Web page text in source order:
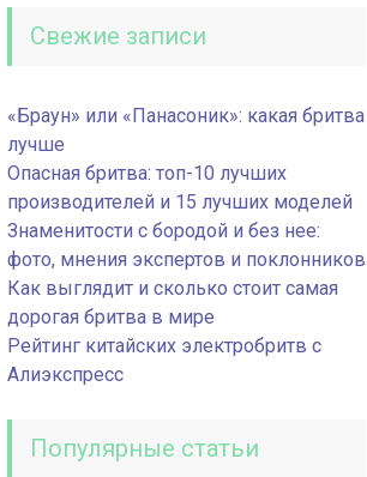
Свежие записи
«Браун» или «Панасоник»: какая бритва
лучше
Опасная бритва: топ-10 лучших
производителей и 15 лучших моделей
Знаменитости с бородой и без нее:
фото, мнения экспертов и поклонников
Как выглядит и сколько стоит самая
дорогая бритва в мире
Рейтинг китайских электробритв с
Алиэкспресс
Популярные статьи